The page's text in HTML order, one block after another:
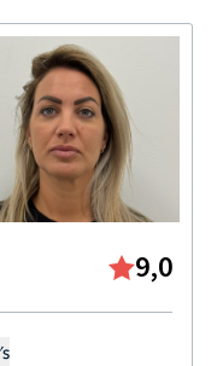
9,0